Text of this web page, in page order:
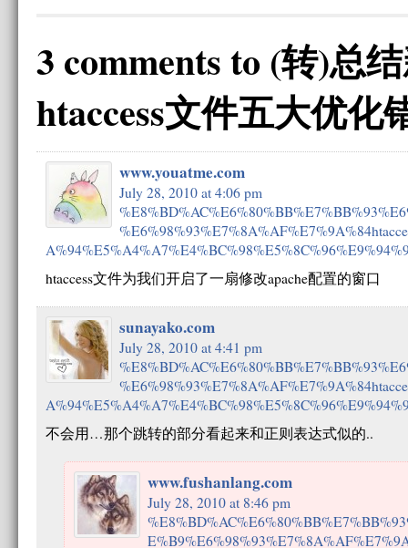
3 comments to (转)总
htaccess文件五大优化
www.youatme.com
July 28, 2010 at 4:06 pm
htaccess文件为我们开启了一扇修改apache配置的窗口
sunayako.com
July 28, 2010 at 4:41 pm
不会用…那个跳转的部分看起来和正则表达式似的..
www.fushanlang.com
July 28, 2010 at 8:46 pm